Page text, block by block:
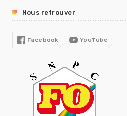
R13
COVID19
Nous retrouver
Facebook YouTube